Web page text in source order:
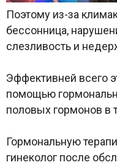
Поэтому из-за
бессонница,
слезливость и
Эффективней всего
помощью
половых гормонов в
Гормональную
гинеколог после